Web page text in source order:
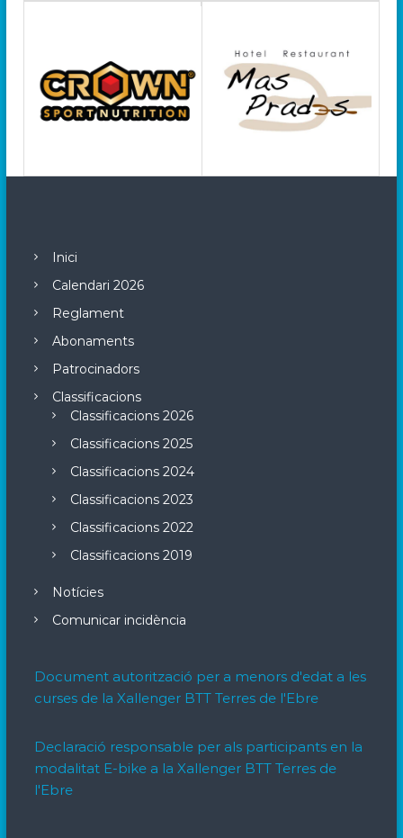
Inici
Calendari 2026
Reglament
Abonaments
Patrocinadors
Classificacions
Classificacions 2026
Classificacions 2025
Classificacions 2024
Classificacions 2023
Classificacions 2022
Classificacions 2019
Notícies
Comunicar incidència
Document autorització per a menors d'edat a les
curses de la Xallenger BTT Terres de l'Ebre
Declaració responsable per als participants en la
modalitat E-bike a la Xallenger BTT Terres de
l'Ebre